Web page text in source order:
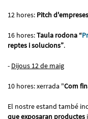
12 hores: Pitch
16 hores:Taula rodona “
reptes i solucions”.
- Dijous 12 de maig
10 hores: xerrada "Com
El nostre estand també
que exposaran productes